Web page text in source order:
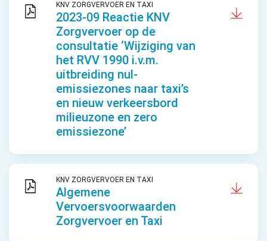
KNV ZORGVERVOER EN TAXI
2023-09 Reactie KNV
Zorgvervoer op de
consultatie ‘Wijziging van
het RVV 1990 i.v.m.
uitbreiding nul-
emissiezones naar taxi’s
en nieuw verkeersbord
milieuzone en zero
emissiezone’
KNV ZORGVERVOER EN TAXI
Algemene
Vervoersvoorwaarden
Zorgvervoer en Taxi